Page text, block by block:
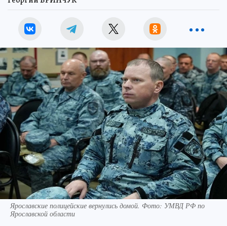
Ярославские полицейские вернулись домой. Фото: УМВД РФ по
Ярославской области